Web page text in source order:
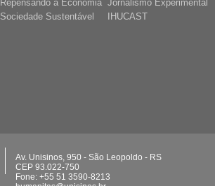
Repensando a Economia
Sociedade Sustentável
Jornalismo Experimental
IHUCAST
Av. Unisinos, 950 - São Leopoldo - RS
CEP 93.022-750
Fone: +55 51 3590-8213